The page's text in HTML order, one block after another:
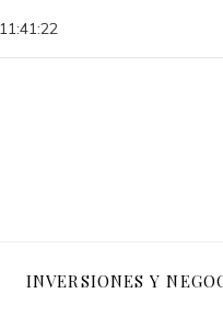
11:41:23
INVERSIONES Y